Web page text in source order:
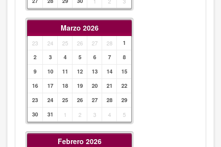
Marzo 2026
23 24 25 26 27 28
1
2
3 4 5 6 7
8
9
10 11 12 13 14
15
16
17 18 19 20 21
22
23
24 25 26 27 28
29
30
31 1 2 3 4 5
Febrero 2026